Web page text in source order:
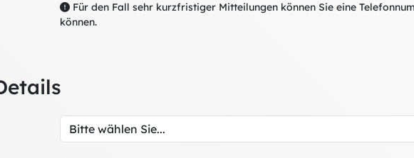
Für den Fall sehr kurzfristiger Mitteilungen können Sie eine
können.